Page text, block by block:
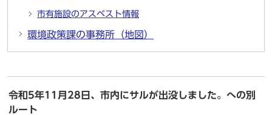
市有施設のアスベスト情報
環境政策課の事務所（地図）
令和5年11月28日、市内にサルが出没しました。への別
ルート